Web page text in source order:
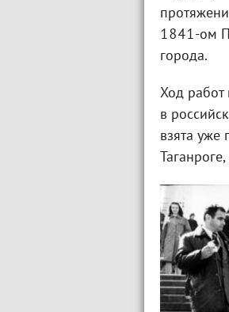
1841-ом
города.
Ход работ
в
взята уже